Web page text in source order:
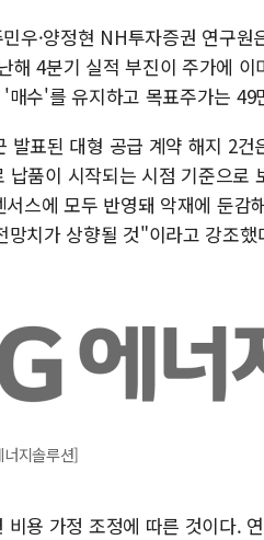
우·양정현 NH투자증권 연구원
4분기 실적 부진이 주가에 이
수'를 유지하고 목표주가는
발표된 대형 공급 계약 해지 2
납품이 시작되는 시점 기준으로
스에 모두 반영돼 악재에 둔감
치가 상향될 것"이라고 강조했
지솔루션]
용 가정 조정에 따른 것이다.